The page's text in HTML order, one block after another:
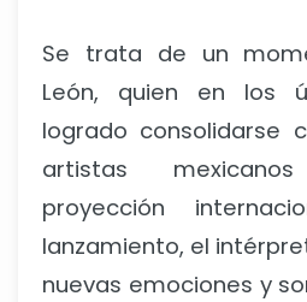
Se trata de un
León, quien en los
logrado consolidarse
artistas
proyección
lanzamiento, el
nuevas emociones y